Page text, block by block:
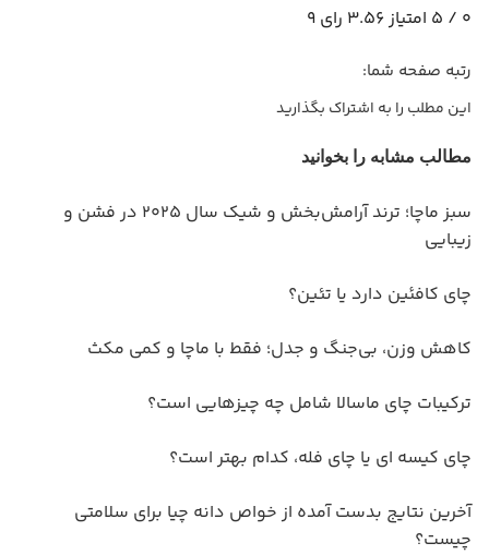
0
/
5 امتیاز3.56 رای 9
رتبه صفحه شما:
این مطلب را به اشتراک بگذارید
with
Facebook
with
Twitter
with
Pinterest
with
LinkedIn
with
WhatsApp
مطالب مشابه را بخوانید
سبز ماچا؛ ترند آرامش‌بخش و شیک سال ۲۰۲۵ در فشن و
زیبایی
چای کافئین دارد یا تئین؟
کاهش وزن، بی‌جنگ و جدل؛ فقط با ماچا و کمی مکث
ترکیبات چای ماسالا شامل چه چیزهایی است؟
چای کیسه ای یا چای فله، کدام بهتر است؟
آخرین نتایج بدست آمده از خواص دانه چیا برای سلامتی
چیست؟